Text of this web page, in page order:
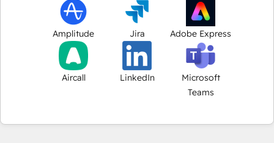
Amplitude Jira Adobe Express
Aircall LinkedIn
Microsoft
Teams